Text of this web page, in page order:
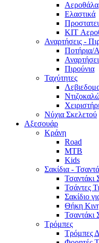
Ελαστικά
KIT
Αναρτήσεις -
Ποτήρια/
Πιρούνια
Ταχύτητες
Νύχια Σκελετού
Αξεσουάρ
Κράνη
Road
MTB
Kids
Σακίδια -
Τσαντάκι
Τσάντες
Σακίδιο
Θήκη
Τσαντάκι
Τρόμπες
Τρόμπες